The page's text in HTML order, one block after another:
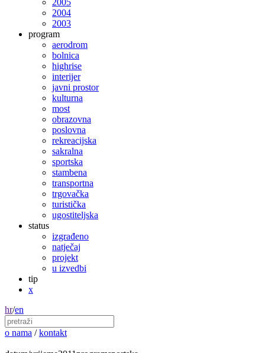
2005
2004
2003
program
aerodrom
bolnica
highrise
interijer
javni prostor
kulturna
most
obrazovna
poslovna
rekreacijska
sakralna
sportska
stambena
transportna
trgovačka
turistička
ugostiteljska
status
izgrađeno
natječaj
projekt
u izvedbi
tip
x
hr/en
o nama / kontakt